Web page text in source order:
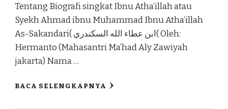
Tentang Biografi singkat Ibnu Atha’illah atau
Syekh Ahmad ibnu Muhammad Ibnu Atha’illah
As-Sakandari( ابن عطاء الله السكندري( Oleh:
Hermanto (Mahasantri Ma’had Aly Zawiyah
jakarta) Nama …
BACA SELENGKAPNYA